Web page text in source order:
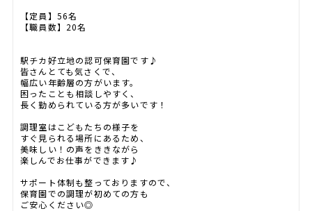
【定員】56名
【職員数】20名
駅チカ好立地の認可保育園です♪
皆さんとても気さくで、
幅広い年齢層の方がいます。
困ったことも相談しやすく、
長く勤められている方が多いです！
調理室はこどもたちの様子を
すぐ見られる場所にあるため、
美味しい！の声をききながら
楽しんでお仕事ができます♪
サポート体制も整っておりますので、
保育園での調理が初めての方も
ご安心ください◎